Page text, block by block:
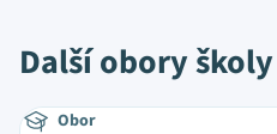
Další obory školy
Obor